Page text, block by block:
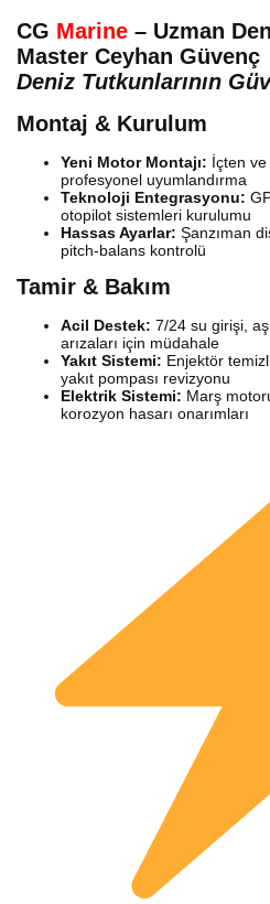
CG Marine – Uzman
Master Ceyhan Güvenç
Deniz Tutkunlarının
Montaj & Kurulum
Yeni Motor Montajı: İçten
profesyonel uyumlandırma
Teknoloji Entegrasyonu:
otopilot sistemleri kurulumu
Hassas Ayarlar: Şanzıman
pitch-balans kontrolü
Tamir & Bakım
Acil Destek: 7/24 su girişi,
arızaları için müdahale
Yakıt Sistemi: Enjektör
yakıt pompası revizyonu
Elektrik Sistemi: Marş
korozyon hasarı onarımları